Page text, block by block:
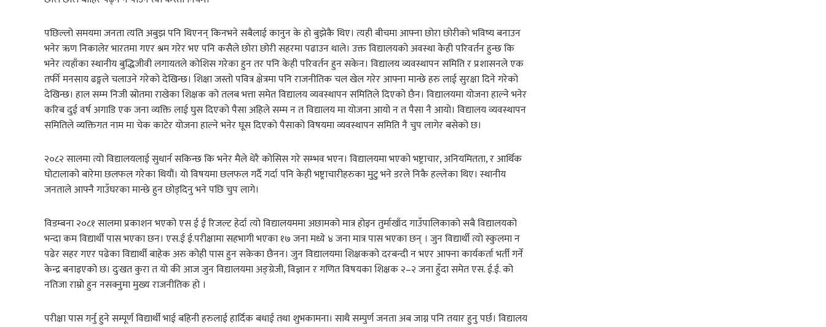
पछिल्लो समयमा जनता त्यति अबुझ पनि थिएनन् किनभने सबैलाई कानुन के हो बुझेकै थिए। त्यही बीचमा आफ्ना छोरा छोरीको भविष्य बनाउन
भनेर ऋण निकालेर भारतमा गएर श्रम गरेर भए पनि कसैले छोरा छोरी सहरमा पढाउन थाले। उक्त विद्यालयको अवस्था केही परिवर्तन हुन्छ कि
भनेर त्यहाँका स्थानीय बुद्धिजीवी लगायतले कोशिस गरेका हुन तर पनि केही परिवर्तन हुन सकेन। विद्यालय व्यवस्थापन समिति र प्रशासनले एक
तर्फी मनसाय ढङ्गले चलाउने गरेको देखिन्छ। शिक्षा जस्तो पवित्र क्षेत्रमा पनि राजनीतिक चल खेल गरेर आफ्ना मान्छे हरु लाई सुरक्षा दिने गरेको
देखिन्छ। हाल सम्म निजी स्रोतमा राखेका शिक्षक को तलब भत्ता समेत विद्यालय व्यवस्थापन समितिले दिएको छैन। विद्यालयमा योजना हाल्ने भनेर
करिब दुई वर्ष अगाडि एक जना व्यक्ति लाई घुस दिएको पैसा अहिले सम्म न त विद्यालय मा योजना आयो न त पैसा नै आयो। विद्यालय व्यवस्थापन
समितिले व्यक्तिगत नाम मा चेक काटेर योजना हाल्ने भनेर घूस दिएको पैसाको विषयमा व्यवस्थापन समिति नै चुप लागेर बसेको छ।
२०८२ सालमा त्यो विद्यालयलाई सुधार्न सकिन्छ कि भनेर मैले धेरै कोसिस गरे सम्भव भएन। विद्यालयमा भएको भष्ट्राचार, अनियमितता, र आर्थिक
घोटालाको बारेमा छलफल गरेका थियौं। यो विषयमा छलफल गर्दै गर्दा पनि केही भष्ट्राचारीहरुका मुटु भने डरले निकै हल्लेका थिए। स्थानीय
जनताले आफ्नै गाउँघरका मान्छे हुन छोड्दिनु भने पछि चुप लागे।
विडम्बना २०८१ सालमा प्रकाशन भएको एस ई ई रिजल्ट हेर्दा त्यो विद्यालयममा अछामको मात्र होइन तुर्माखाँद गाउँपालिकाको सबै विद्यालयको
भन्दा कम विद्यार्थी पास भएका छन। एस.ई ई.परीक्षामा सहभागी भएका १७ जना मध्ये ४ जना मात्र पास भएका छन् । जुन विद्यार्थी त्यो स्कुलमा न
पढेर सहर गएर पढेका विद्यार्थी बाहेक अरु कोही पास हुन सकेका छैनन। जुन विद्यालयमा शिक्षकको दरबन्दी न भएर आफ्ना कार्यकर्ता भर्ती गर्ने
केन्द्र बनाइएको छ। दुःखत कुरा त यो की आज जुन विद्यालयमा अङ्ग्रेजी, विज्ञान र गणित विषयका शिक्षक २–२ जना हुँदा समेत एस. ई.ई. को
नतिजा राम्रो हुन नसक्नुमा मुख्य राजनीतिक हो ।
परीक्षा पास गर्नु हुने सम्पूर्ण विद्यार्थी भाई बहिनी हरुलाई हार्दिक बधाई तथा शुभकामना। साथै सम्पुर्ण जनता अब जाग्न पनि तयार हुनु पर्छ। विद्यालय